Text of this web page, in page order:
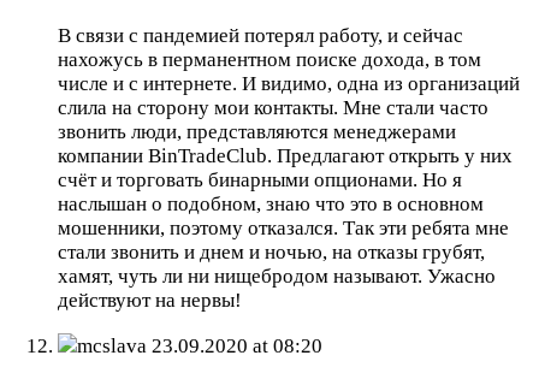
В связи с пандемией потерял работу, и сейчас
нахожусь в перманентном поиске дохода, в том
числе и с интернете. И видимо, одна из организаций
слила на сторону мои контакты. Мне стали часто
звонить люди, представляются менеджерами
компании BinTradeClub. Предлагают открыть у них
счёт и торговать бинарными опционами. Но я
наслышан о подобном, знаю что это в основном
мошенники, поэтому отказался. Так эти ребята мне
стали звонить и днем и ночью, на отказы грубят,
хамят, чуть ли ни нищебродом называют. Ужасно
действуют на нервы!
mcslava 23.09.2020 at 08:20